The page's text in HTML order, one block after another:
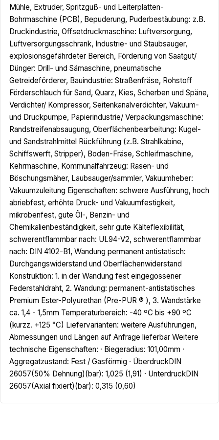
Mühle, Extruder, Spritzguß- und Leiterplatten-
Bohrmaschine (PCB), Bepuderung, Puderbestäubung: z.B.
Druckindustrie, Offsetdruckmaschine: Luftversorgung,
Luftversorgungsschrank, Industrie- und Staubsauger,
explosionsgefährdeter Bereich, Förderung von Saatgut/
Dünger: Drill- und Sämaschine, pneumatische
Getreideförderer, Bauindustrie: Straßenfräse, Rohstoff
Förderschlauch für Sand, Quarz, Kies, Scherben und Späne,
Verdichter/ Kompressor, Seitenkanalverdichter, Vakuum-
und Druckpumpe, Papierindustrie/ Verpackungsmaschine:
Randstreifenabsaugung, Oberflächenbearbeitung: Kugel-
und Sandstrahlmittel Rückführung (z.B. Strahlkabine,
Schiffswerft, Stripper), Boden-Fräse, Schleifmaschine,
Kehrmaschine, Kommunalfahrzeug: Rasen- und
Böschungsmäher, Laubsauger/sammler, Vakuumheber:
Vakuumzuleitung Eigenschaften: schwere Ausführung, hoch
abriebfest, erhöhte Druck- und Vakuumfestigkeit,
mikrobenfest, gute Öl-, Benzin- und
Chemikalienbeständigkeit, sehr gute Kälteflexibilität,
schwerentflammbar nach: UL94-V2, schwerentflammbar
nach: DIN 4102-B1, Wandung permanent antistatisch:
Durchgangswiderstand und Oberflächenwiderstand
Konstruktion: 1. in der Wandung fest eingegossener
Federstahldraht, 2. Wandung: permanent-antistatisches
Premium Ester-Polyurethan (Pre-PUR ® ), 3. Wandstärke
ca. 1,4 - 1,5mm Temperaturbereich: -40 ºC bis +90 ºC
(kurzz. +125 °C) Liefervarianten: weitere Ausführungen,
Abmessungen und Längen auf Anfrage lieferbar Weitere
technische Eigenschaften: · Biegeradius: 101,00mm ·
Aggregatzustand: Fest / Gasförmig · ÜberdruckDIN
26057(50% Dehnung)(bar): 1,025 (1,91) · UnterdruckDIN
26057(Axial fixiert)(bar): 0,315 (0,60)